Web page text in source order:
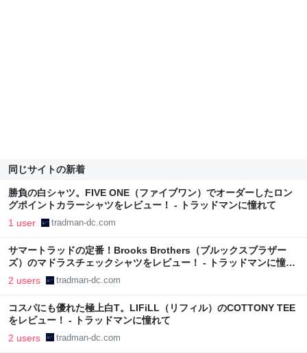
同じサイトの新着
勝負の白シャツ。FIVE ONE（ファイブワン）でオーダーしたロン
グポイントカラーシャツをレビュー！ - トラッドマンに憧れて
1 user tradman-dc.com
サマートラッドの定番！Brooks Brothers（ブルックスブラザー
ズ）のマドラスチェックシャツをレビュー！ - トラッドマンに憧れ
て
2 users tradman-dc.com
コスパにも優れた極上白T。LIFiLL（リフィル）のCOTTONY TEE
をレビュー！ - トラッドマンに憧れて
2 users tradman-dc.com